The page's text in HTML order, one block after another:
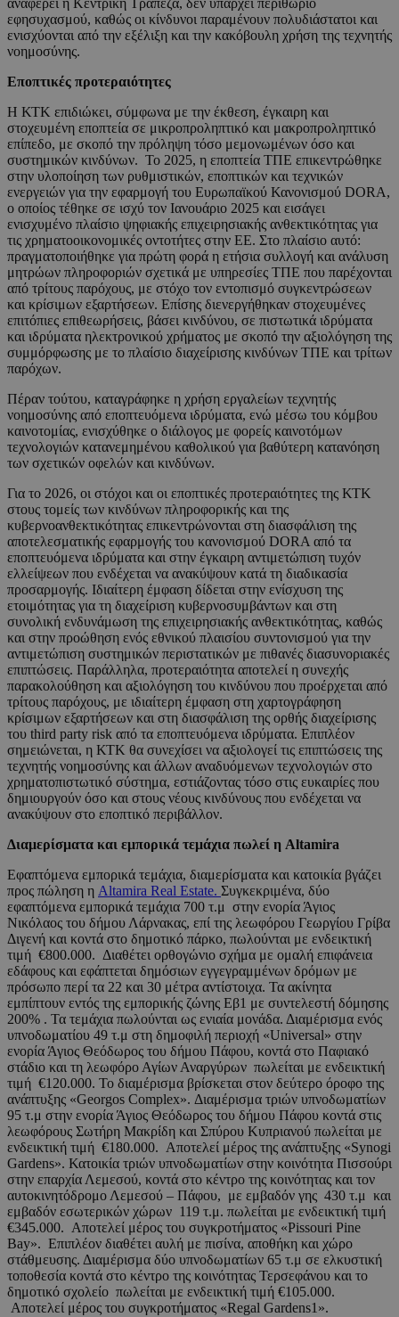
αναφέρει η Κεντρική Τράπεζα, δεν υπάρχει περιθώριο
εφησυχασμού, καθώς οι κίνδυνοι παραμένουν πολυδιάστατοι και
ενισχύονται από την εξέλιξη και την κακόβουλη χρήση της τεχνητής
νοημοσύνης.
Εποπτικές προτεραιότητες
Η ΚΤΚ επιδιώκει, σύμφωνα με την έκθεση, έγκαιρη και
στοχευμένη εποπτεία σε μικροπροληπτικό και μακροπροληπτικό
επίπεδο, με σκοπό την πρόληψη τόσο μεμονωμένων όσο και
συστημικών κινδύνων. Το 2025, η εποπτεία ΤΠΕ επικεντρώθηκε
στην υλοποίηση των ρυθμιστικών, εποπτικών και τεχνικών
ενεργειών για την εφαρμογή του Ευρωπαϊκού Κανονισμού DORA,
ο οποίος τέθηκε σε ισχύ τον Ιανουάριο 2025 και εισάγει
ενισχυμένο πλαίσιο ψηφιακής επιχειρησιακής ανθεκτικότητας για
τις χρηματοοικονομικές οντοτήτες στην ΕΕ. Στο πλαίσιο αυτό:
πραγματοποιήθηκε για πρώτη φορά η ετήσια συλλογή και ανάλυση
μητρώων πληροφοριών σχετικά με υπηρεσίες ΤΠΕ που παρέχονται
από τρίτους παρόχους, με στόχο τον εντοπισμό συγκεντρώσεων
και κρίσιμων εξαρτήσεων. Επίσης διενεργήθηκαν στοχευμένες
επιτόπιες επιθεωρήσεις, βάσει κινδύνου, σε πιστωτικά ιδρύματα
και ιδρύματα ηλεκτρονικού χρήματος με σκοπό την αξιολόγηση της
συμμόρφωσης με το πλαίσιο διαχείρισης κινδύνων ΤΠΕ και τρίτων
παρόχων.
Πέραν τούτου, καταγράφηκε η χρήση εργαλείων τεχνητής
νοημοσύνης από εποπτευόμενα ιδρύματα, ενώ μέσω του κόμβου
καινοτομίας, ενισχύθηκε ο διάλογος με φορείς καινοτόμων
τεχνολογιών κατανεμημένου καθολικού για βαθύτερη κατανόηση
των σχετικών οφελών και κινδύνων.
Για το 2026, οι στόχοι και οι εποπτικές προτεραιότητες της ΚΤΚ
στους τομείς των κινδύνων πληροφορικής και της
κυβερνοανθεκτικότητας επικεντρώνονται στη διασφάλιση της
αποτελεσματικής εφαρμογής του κανονισμού DORA από τα
εποπτευόμενα ιδρύματα και στην έγκαιρη αντιμετώπιση τυχόν
ελλείψεων που ενδέχεται να ανακύψουν κατά τη διαδικασία
προσαρμογής. Ιδιαίτερη έμφαση δίδεται στην ενίσχυση της
ετοιμότητας για τη διαχείριση κυβερνοσυμβάντων και στη
συνολική ενδυνάμωση της επιχειρησιακής ανθεκτικότητας, καθώς
και στην προώθηση ενός εθνικού πλαισίου συντονισμού για την
αντιμετώπιση συστημικών περιστατικών με πιθανές διασυνοριακές
επιπτώσεις. Παράλληλα, προτεραιότητα αποτελεί η συνεχής
παρακολούθηση και αξιολόγηση του κινδύνου που προέρχεται από
τρίτους παρόχους, με ιδιαίτερη έμφαση στη χαρτογράφηση
κρίσιμων εξαρτήσεων και στη διασφάλιση της ορθής διαχείρισης
του third party risk από τα εποπτευόμενα ιδρύματα. Επιπλέον
σημειώνεται, η ΚΤΚ θα συνεχίσει να αξιολογεί τις επιπτώσεις της
τεχνητής νοημοσύνης και άλλων αναδυόμενων τεχνολογιών στο
χρηματοπιστωτικό σύστημα, εστιάζοντας τόσο στις ευκαιρίες που
δημιουργούν όσο και στους νέους κινδύνους που ενδέχεται να
ανακύψουν στο εποπτικό περιβάλλον.
Διαμερίσματα και εμπορικά τεμάχια πωλεί η Altamira
Eφαπτόμενα εμπορικά τεμάχια, διαμερίσματα και κατοικία βγάζει
προς πώληση η Altamira Real Estate. Συγκεκριμένα, δύο
εφαπτόμενα εμπορικά τεμάχια 700 τ.μ στην ενορία Άγιος
Νικόλαος του δήμου Λάρνακας, επί της λεωφόρου Γεωργίου Γρίβα
Διγενή και κοντά στο δημοτικό πάρκο, πωλούνται με ενδεικτική
τιμή €800.000. Διαθέτει ορθογώνιο σχήμα με ομαλή επιφάνεια
εδάφους και εφάπτεται δημόσιων εγγεγραμμένων δρόμων με
πρόσωπο περί τα 22 και 30 μέτρα αντίστοιχα. Τα ακίνητα
εμπίπτουν εντός της εμπορικής ζώνης Εβ1 με συντελεστή δόμησης
200% . Τα τεμάχια πωλούνται ως ενιαία μονάδα. Διαμέρισμα ενός
υπνοδωματίου 49 τ.μ στη δημοφιλή περιοχή «Universal» στην
ενορία Άγιος Θεόδωρος του δήμου Πάφου, κοντά στο Παφιακό
στάδιο και τη λεωφόρο Αγίων Αναργύρων πωλείται με ενδεικτική
τιμή €120.000. Το διαμέρισμα βρίσκεται στον δεύτερο όροφο της
ανάπτυξης «Georgos Complex». Διαμέρισμα τριών υπνοδωματίων
95 τ.μ στην ενορία Άγιος Θεόδωρος του δήμου Πάφου κοντά στις
λεωφόρους Σωτήρη Μακρίδη και Σπύρου Κυπριανού πωλείται με
ενδεικτική τιμή €180.000. Αποτελεί μέρος της ανάπτυξης «Synogi
Gardens». Κατοικία τριών υπνοδωματίων στην κοινότητα Πισσούρι
στην επαρχία Λεμεσού, κοντά στο κέντρο της κοινότητας και τον
αυτοκινητόδρομο Λεμεσού – Πάφου, με εμβαδόν γης 430 τ.μ και
εμβαδόν εσωτερικών χώρων 119 τ.μ. πωλείται με ενδεικτική τιμή
€345.000. Αποτελεί μέρος του συγκροτήματος «Pissouri Pine
Bay». Επιπλέον διαθέτει αυλή με πισίνα, αποθήκη και χώρο
στάθμευσης. Διαμέρισμα δύο υπνοδωματίων 65 τ.μ σε ελκυστική
τοποθεσία κοντά στο κέντρο της κοινότητας Τερσεφάνου και το
δημοτικό σχολείο πωλείται με ενδεικτική τιμή €105.000.
Αποτελεί μέρος του συγκροτήματος «Regal Gardens1».